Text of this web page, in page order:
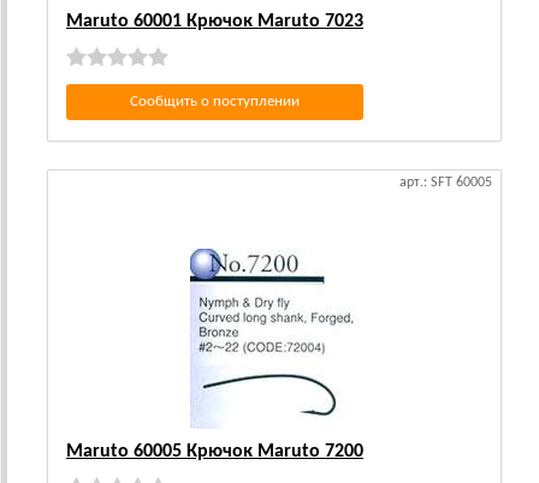
Maruto 60001 Крючок Maruto 7023
Сообщить о поступлении
арт.: SFT 60005
Maruto 60005 Крючок Maruto 7200